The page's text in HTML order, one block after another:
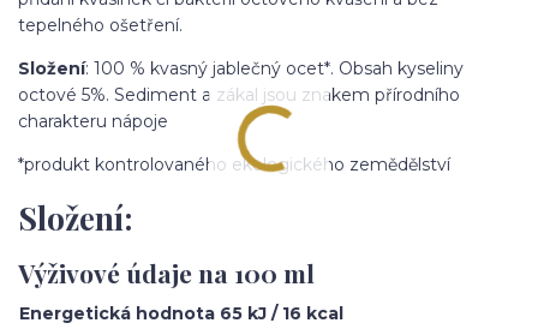
tepelného ošetření.
Složení: 100 % kvasný jablečný ocet*. Obsah kyseliny
octové 5%. Sediment a zákal jsou znakem přírodního
charakteru nápoje
*produkt kontrolovaného ekologického zemědělství
Složení:
Výživové údaje na 100 ml
Energetická hodnota 65 kJ / 16 kcal